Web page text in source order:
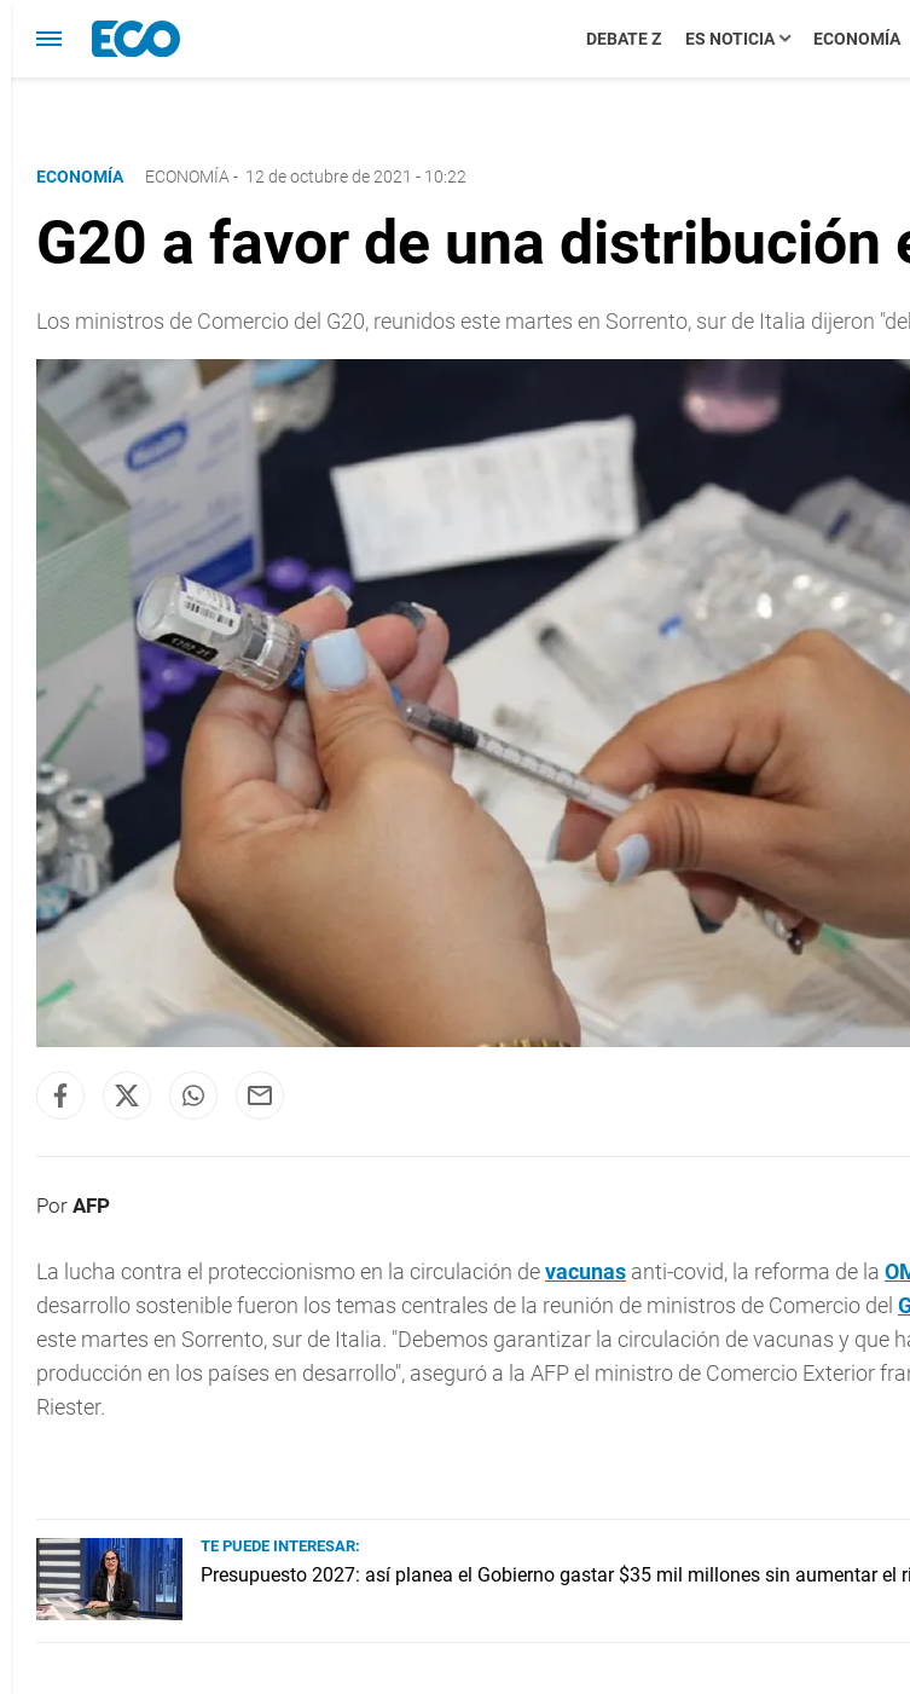
DEBATE Z ES NOTICIA ECONOMÍA
ECONOMÍA ECONOMÍA - 12 de octubre de 2021 - 10:22
G20 a favor de una
Los ministros de Comercio del G20, reunidos este martes en Sorrento, sur de Italia dijeron
Por AFP
La lucha contra el proteccionismo en la circulación devacunas anti-covid, la reforma de la
desarrollo sostenible fueron los temas centrales de la reunión de ministros de Comercio del
este martes en Sorrento, sur de Italia. "Debemos garantizar la circulación de vacunas y que
producción en los países en desarrollo", aseguró a la AFP el ministro de Comercio Exterior
Riester.
TE PUEDE INTERESAR:
Presupuesto 2027: así planea el Gobierno gastar $35 mil millones sin aumentar el